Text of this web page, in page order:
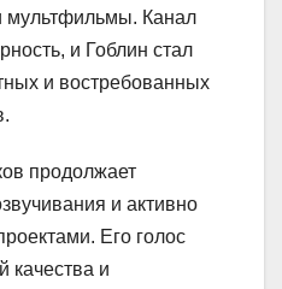
Канал
и Гоблин стал
и востребованных
продолжает
и активно
Его голос
качества и